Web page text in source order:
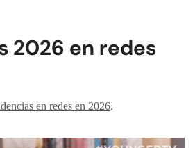
2026 en redes
en redes en 2026.